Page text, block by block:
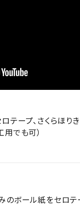
テープ、さくらほり
でも可）
のボール紙をセロテ